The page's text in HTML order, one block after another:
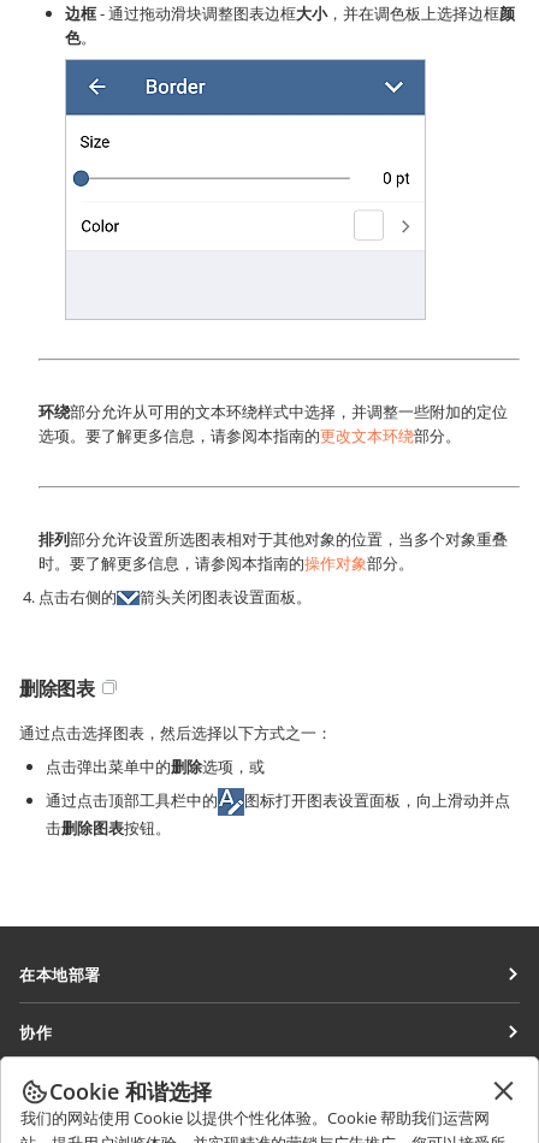
边框- 通过拖动滑块调整图表边框大小，并在调色板上选择边框颜
色。
环绕部分允许从可用的文本环绕样式中选择，并调整一些附加的定位
选项。要了解更多信息，请参阅本指南的更改文本环绕部分。
排列部分允许设置所选图表相对于其他对象的位置，当多个对象重叠
时。要了解更多信息，请参阅本指南的操作对象部分。
点击右侧的
箭头关闭图表设置面板。
删除图表
通过点击选择图表，然后选择以下方式之一：
点击弹出菜单中的删除选项，或
通过点击顶部工具栏中的
图标打开图表设置面板，向上滑动并点
击删除图表按钮。
在本地部署
协作空间
工作区
连接器
协作
针对翻译人员
获取最新资讯
博客
Cookie 和谐选择
我们的网站使用 Cookie 以提供个性化体验。Cookie 帮助我们运营网